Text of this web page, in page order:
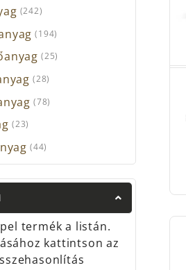
(242)
(194)
(25)
(28)
(78)
(23)
(44)
termék a listán.
kattintson az
A